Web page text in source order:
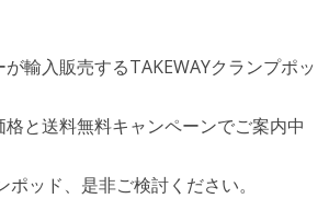
輸入販売するTAKEWAYクランプポッ
と送料無料キャンペーンでご案内中
ッド、是非ご検討ください。